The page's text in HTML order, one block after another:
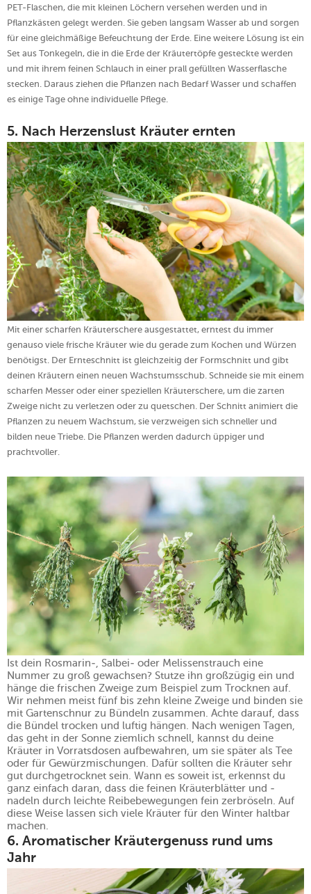
PET-Flaschen, die mit kleinen Löchern versehen werden und in
Pflanzkästen gelegt werden. Sie geben langsam Wasser ab und sorgen
für eine gleichmäßige Befeuchtung der Erde. Eine weitere Lösung ist ein
Set aus Tonkegeln, die in die Erde der Kräutertöpfe gesteckte werden
und mit ihrem feinen Schlauch in einer prall gefüllten Wasserflasche
stecken. Daraus ziehen die Pflanzen nach Bedarf Wasser und schaffen
es einige Tage ohne individuelle Pflege.
5. Nach Herzenslust Kräuter ernten
Mit einer scharfen Kräuterschere ausgestattet, erntest du immer
genauso viele frische Kräuter wie du gerade zum Kochen und Würzen
benötigst. Der Ernteschnitt ist gleichzeitig der Formschnitt und gibt
deinen Kräutern einen neuen Wachstumsschub. Schneide sie mit einem
scharfen Messer oder einer speziellen Kräuterschere, um die zarten
Zweige nicht zu verletzen oder zu quetschen. Der Schnitt animiert die
Pflanzen zu neuem Wachstum, sie verzweigen sich schneller und
bilden neue Triebe. Die Pflanzen werden dadurch üppiger und
prachtvoller.
Ist dein Rosmarin-, Salbei- oder Melissenstrauch eine
Nummer zu groß gewachsen? Stutze ihn großzügig ein und
hänge die frischen Zweige zum Beispiel zum Trocknen auf.
Wir nehmen meist fünf bis zehn kleine Zweige und binden sie
mit Gartenschnur zu Bündeln zusammen. Achte darauf, dass
die Bündel trocken und luftig hängen. Nach wenigen Tagen,
das geht in der Sonne ziemlich schnell, kannst du deine
Kräuter in Vorratsdosen aufbewahren, um sie später als Tee
oder für Gewürzmischungen. Dafür sollten die Kräuter sehr
gut durchgetrocknet sein. Wann es soweit ist, erkennst du
ganz einfach daran, dass die feinen Kräuterblätter und -
nadeln durch leichte Reibebewegungen fein zerbröseln. Auf
diese Weise lassen sich viele Kräuter für den Winter haltbar
machen.
6. Aromatischer Kräutergenuss rund ums
Jahr